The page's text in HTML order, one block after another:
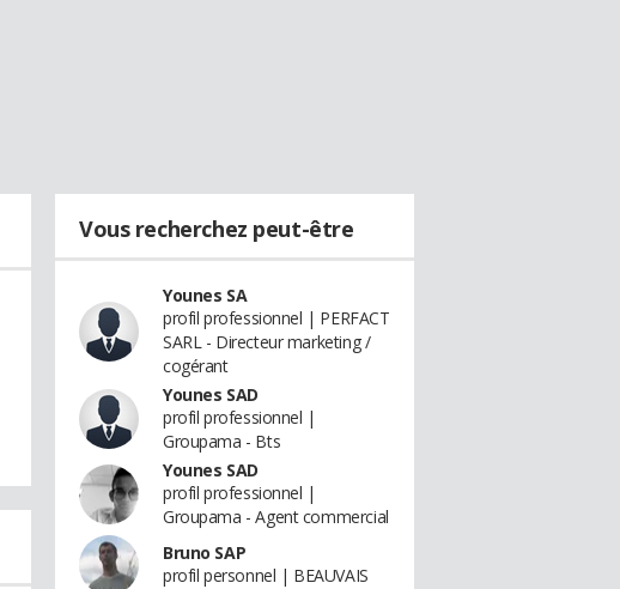
Vous recherchez peut-être
Younes SA
profil professionnel | PERFACT
SARL - Directeur marketing /
cogérant
Younes SAD
profil professionnel |
Groupama - Bts
Younes SAD
profil professionnel |
Groupama - Agent commercial
Bruno SAP
profil personnel | BEAUVAIS